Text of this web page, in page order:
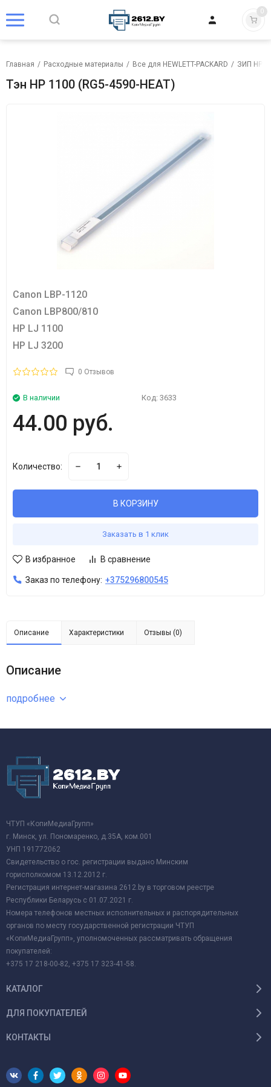
0
Главная / Расходные материалы / Все для HEWLETT-PACKARD / ЗИП HP
Тэн HP 1100 (RG5-4590-HEAT)
Canon LBP-1120
Canon LBP800/810
HP LJ 1100
HP LJ 3200
0 Отзывов
В наличии Код: 3633
44.00 руб.
Количество:
В КОРЗИНУ
Заказать в 1 клик
В избранное В сравнение
Заказ по телефону: +375296800545
Описание Характеристики Отзывы (0)
Описание
подробнее
ЧТУП «КопиМедиаГрупп»
г. Минск, ул. Пономаренко, д.35А, ком.001
УНП 191772062
Свидетельство о гос. регистрации выдано Минским
горисполкомом 13.12.2012 г.
Регистрация интернет-магазина 2612.by в торговом реестре
Республики Беларусь с 01.07.2021 г.
Номера телефонов местных исполнительных и распорядительных
органов по месту государственной регистрации ЧТУП
«КопиМедиаГрупп», уполномоченных рассматривать обращения
покупателей:
+375 17 218-00-82, +375 17 323-41-58.
КАТАЛОГ
ДЛЯ ПОКУПАТЕЛЕЙ
КОНТАКТЫ